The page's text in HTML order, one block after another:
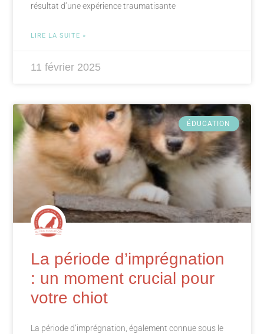
résultat d’une expérience traumatisante
LIRE LA SUITE »
11 février 2025
ÉDUCATION
La période d’imprégnation
: un moment crucial pour
votre chiot
La période d’imprégnation, également connue sous le